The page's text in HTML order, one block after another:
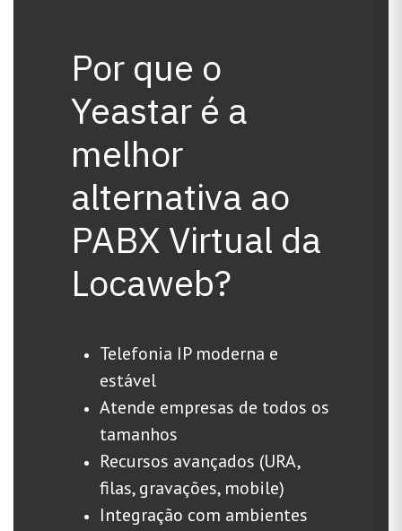
Por que o
Yeastar é a
melhor
alternativa ao
PABX Virtual da
Locaweb?
Telefonia IP moderna e
estável
Atende empresas de todos os
tamanhos
Recursos avançados (URA,
filas, gravações, mobile)
Integração com ambientes